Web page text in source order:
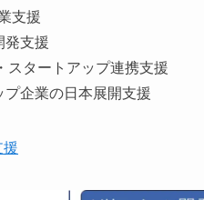
支援
発支援
タートアップ連携支援
企業の日本展開支援
援